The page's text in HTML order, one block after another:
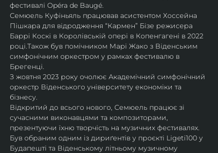
фестивалі Opéra de Baugé.
Семюель Куфіньяль працював асистентом Хоссейна
Пішкара для відродження “Кармен” Бізе режисера
Баррі Коскі в Королівській опері в Копенгагені в 2022
році.Також був помічником Марі Жако з Віденським
симфонічним оркестром у рамках фестивалю в
Брегенці.
З жовтня 2023 року очолює Академічний симфонічний
оркестр Віденського університету економіки та
бізнесу.
Відкритий до всього нового, Семюель працює зі
сучасними виконавцями та композиторами,
презентуючи їхню творчість на музичних фестивалях.
Був обраним одним із дириґентів у проєкті Ligeti100 у
Будапешті та Віденському літньому музичному